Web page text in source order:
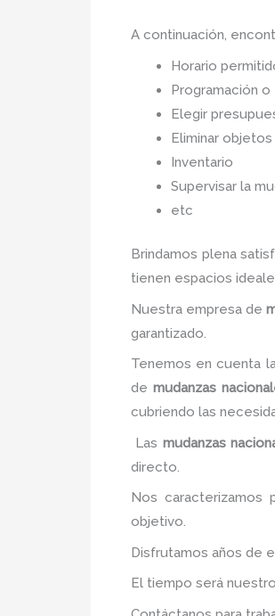
A continuación,
Horario
Programación o
Elegir
Eliminar
Inventario
Supervisar la
etc
Brindamos plena
tienen espacios
Nuestra empresa de
garantizado.
Tenemos en cuenta
de mudanzas
cubriendo las
Las mudanzas
directo.
Nos caracterizamos
objetivo.
Disfrutamos años de
El tiempo será